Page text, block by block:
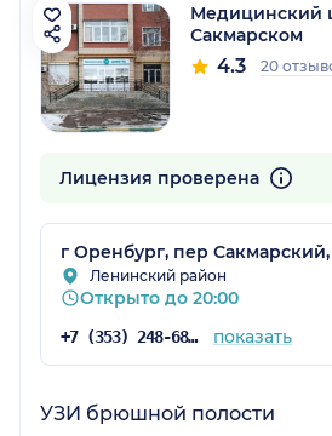
Медицинский
Сакмарском
4.3 20
Лицензия проверена
г Оренбург, пер
Ленинский район
Открыто до 20:00
+7 (353) 248-68-57 показать
УЗИ брюшной полости